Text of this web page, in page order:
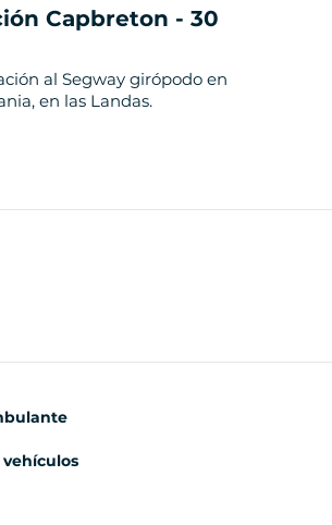
Capbreton - 30
al Segway girópodo en
en las Landas.